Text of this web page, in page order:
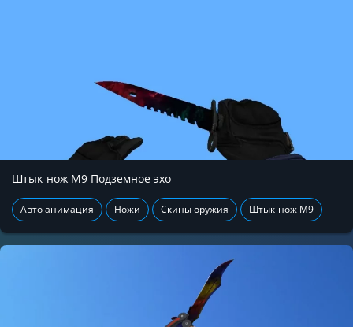
Штык-нож М9 Подземное эхо
Авто анимация Ножи Скины оружия Штык-нож М9